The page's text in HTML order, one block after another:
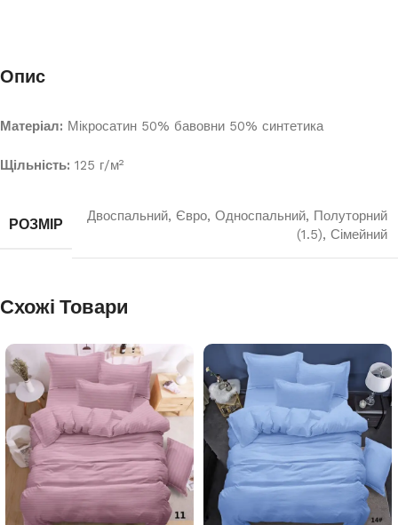
Опис
Матеріал: Мікросатин 50% бавовни 50% синтетика
Щільність: 125 г/м²
РОЗМІР
Двоспальний, Євро, Односпальний, Полуторний
(1.5), Сімейний
Схожі Товари